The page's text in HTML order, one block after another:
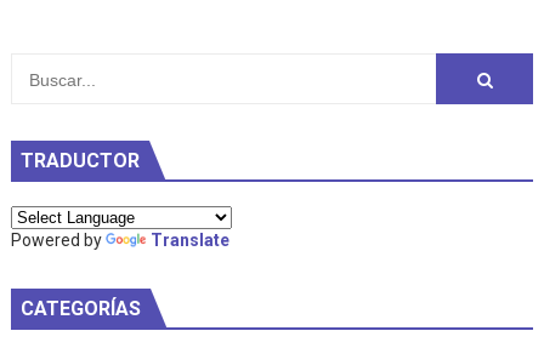
TRADUCTOR
Powered by Translate
CATEGORÍAS